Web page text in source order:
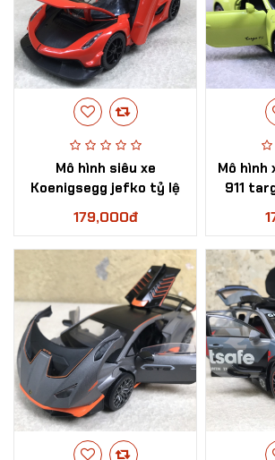
Mô hình siêu xe
Koenigsegg jefko tỷ lệ
1:32
179,000đ
Mô hình
911